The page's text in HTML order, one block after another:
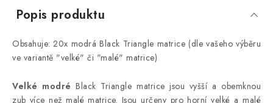
Popis produktu
Obsahuje: 20x modrá Black Triangle matrice(dle vašeho výběru
ve variantě "velké" či "malé" matrice)
Velké modré Black Triangle matrice jsou vyšší a obemknou
zub více než malé matrice. Jsou určeny pro horní velké a malé